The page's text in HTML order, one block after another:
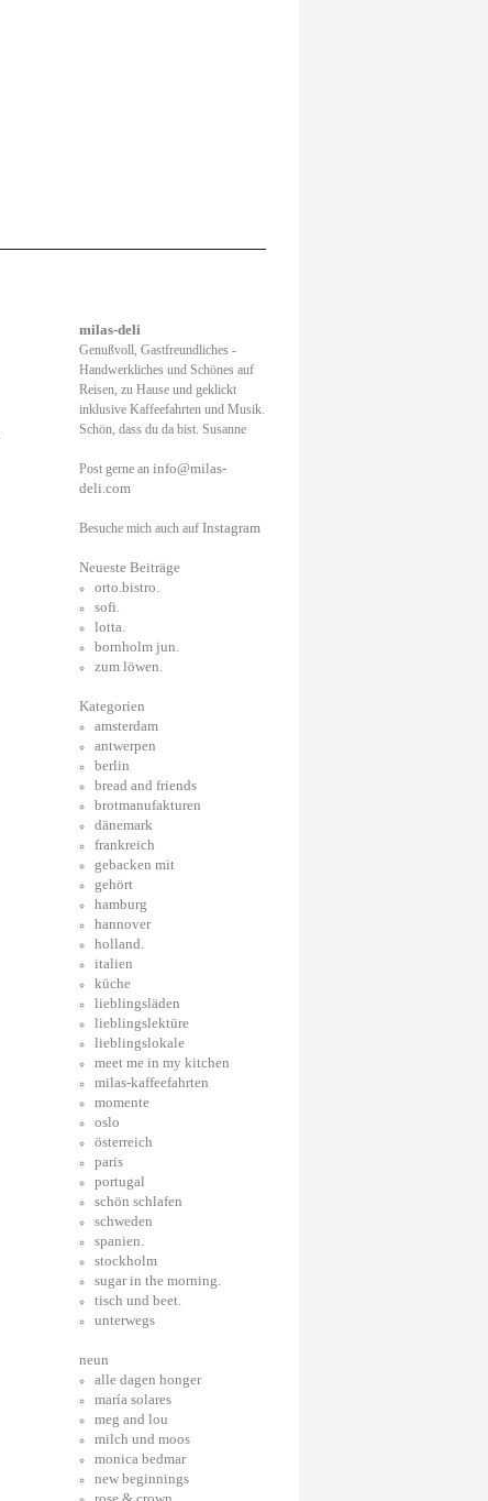
milas-deli
Genußvoll, Gastfreundliches -
Handwerkliches und Schönes auf
Reisen, zu Hause und geklickt
inklusive Kaffeefahrten und Musik.
Schön, dass du da bist. Susanne
Post gerne an info@milas-
deli.com
Besuche mich auch auf Instagram
Neueste Beiträge
orto.bistro.
sofi.
lotta.
bornholm jun.
zum löwen.
Kategorien
amsterdam
antwerpen
berlin
bread and friends
brotmanufakturen
dänemark
frankreich
gebacken mit
gehört
hamburg
hannover
holland.
italien
küche
lieblingsläden
lieblingslektüre
lieblingslokale
meet me in my kitchen
milas-kaffeefahrten
momente
oslo
österreich
paris
portugal
schön schlafen
schweden
spanien.
stockholm
sugar in the morning.
tisch und beet.
unterwegs
neun
alle dagen honger
maría solares
meg and lou
milch und moos
monica bedmar
new beginnings